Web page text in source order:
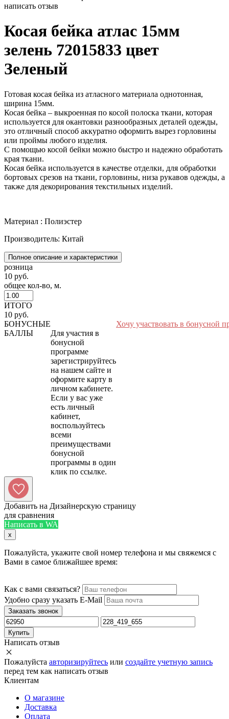
написать отзыв
Косая бейка атлас 15мм
зелень 72015833 цвет
Зеленый
Готовая косая бейка из атласного материала однотонная,
ширина 15мм.
Косая бейка – выкроенная по косой полоска ткани, которая
используется для окантовки разнообразных деталей одежды,
это отличный способ аккуратно оформить вырез горловины
или проймы любого изделия.
С помощью косой бейки можно быстро и надежно обработать
края ткани.
Косая бейка используется в качестве отделки, для обработки
бортовых срезов на ткани, горловины, низа рукавов одежды, а
также для декорирования текстильных изделий.
Материал : Полиэстер
Производитель: Китай
Полное описание и характеристики
розница
10 руб.
общее кол-во, м.
ИТОГО
10 руб.
БОНУСНЫЕ
БАЛЛЫ
Для участия в
бонусной
программе
зарегистрируйтесь
на нашем сайте и
оформите карту в
личном кабинете.
Если у вас уже
есть личный
кабинет,
воспользуйтесь
всеми
преимуществами
бонусной
программы в один
Хочу участвовать в бонусной
Добавить на Дизайнерскую страницу
для сравнения
Написать в WA
x
Пожалуйста, укажите свой номер телефона и мы свяжемся с
Вами в самое ближайшее время:
Как с вами связаться?
Удобно сразу указать E-Mail
Заказать звонок
Купить
Написать отзыв
Пожалуйста авторизируйтесь или создайте учетную запись
перед тем как написать отзыв
Клиентам
О магазине
Доставка
Оплата